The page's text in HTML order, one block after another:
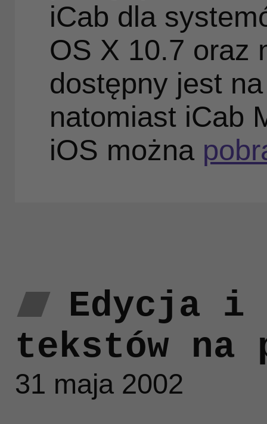
iCab dla
OS X 10.7 oraz
dostępny jest
natomiast iCab
iOS można
Edycja i
tekstów na
31 maja 2002